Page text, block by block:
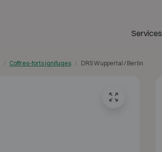
Services
Coffres-forts ignifuges DRS Wuppertal / Berlin